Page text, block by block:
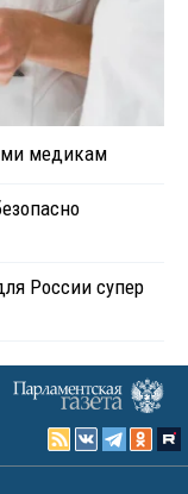
медикам
России супер